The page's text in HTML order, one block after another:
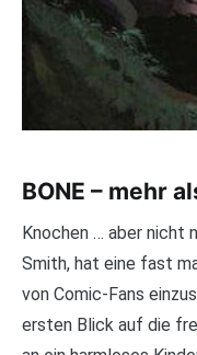
BONE – mehr
Knochen … aber nicht
Smith, hat eine fast
von Comic-Fans
ersten Blick auf die